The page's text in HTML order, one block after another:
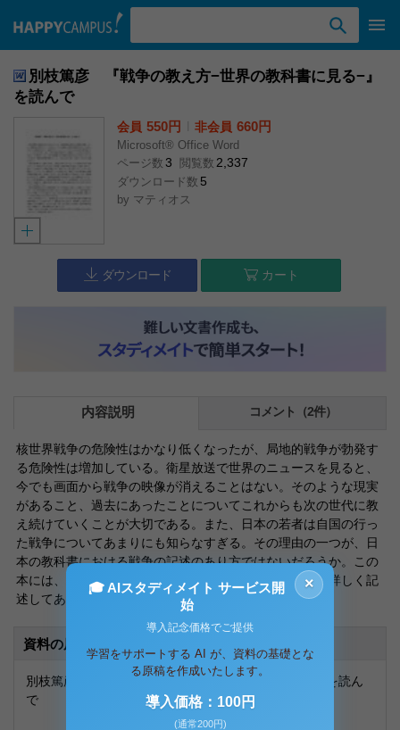
別枝篤彦 『戦争の教え方−世界の教科書に見る−』
を読んで
会員 550円 非会員 660円
Microsoft® Office Word
ページ数 3 閲覧数 2,337
ダウンロード数 5
by マティオス
ダウンロード カート
内容説明 コメント（2件）
核世界戦争の危険性はかなり低くなったが、局地的戦争が勃発す
る危険性は増加している。衛星放送で世界のニュースを見ると、
今でも画面から戦争の映像が消えることはない。そのような現実
があること、過去にあったことについてこれからも次の世代に教
え続けていくことが大切である。また、日本の若者は自国の行っ
た戦争についてあまりにも知らなすぎる。その理由の一つが、日
本の教科書における戦争の記述のあり方ではないだろうか。この
本には、他国の教科書が戦争について、これほどまでに詳しく記
述してあるのかと驚かされた。
資料の原本内容
別枝篤彦 『戦争の教え方－世界の教科書に見る－』を読ん
で
×
🎓 AIスタディメイト サービス開
始
導入記念価格でご提供
学習をサポートする AI が、資料の基礎とな
る原稿を作成いたします。
導入価格：100円
(通常200円)